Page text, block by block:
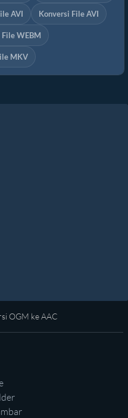
AVI Konversi File AVI
WEBM
MKV
OGM ke AAC